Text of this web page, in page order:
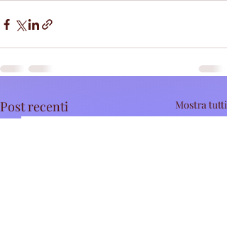
Post recenti Mostra tutti